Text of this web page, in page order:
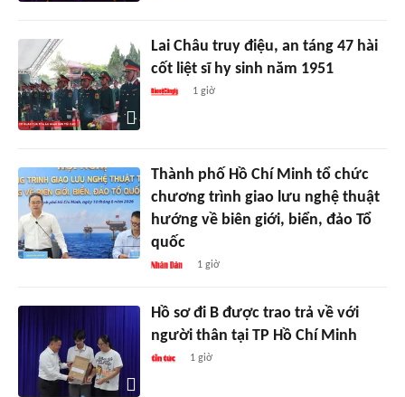
Lai Châu truy điệu, an táng 47 hài
cốt liệt sĩ hy sinh năm 1951
1 giờ
Thành phố Hồ Chí Minh tổ chức
chương trình giao lưu nghệ thuật
hướng về biên giới, biển, đảo Tổ
quốc
1 giờ
Hồ sơ đi B được trao trả về với
người thân tại TP Hồ Chí Minh
1 giờ